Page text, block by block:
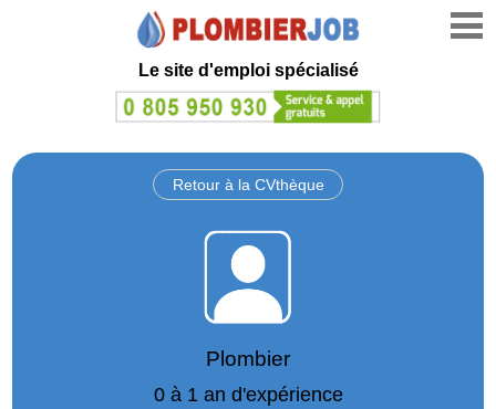
Le site d'emploi spécialisé
Retour à la CVthèque
Plombier
0 à 1 an d'expérience